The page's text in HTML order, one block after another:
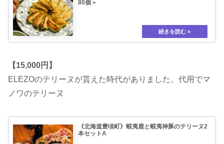
80個＞
【15,000円】
ELEZOのテリーヌが貰えた時代がありました。代用でマ
ノワのテリーヌ
《北海道豊頃町》蝦夷鹿と蝦夷神豚のテリーヌ2
本セットA